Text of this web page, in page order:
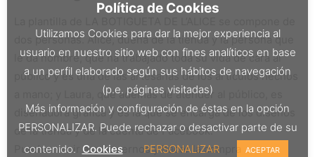
dos personas. Alice, dueña de la tienda y la persona que
le da nombre, que ha trabajado toda su vida de cara al
público y es una de las artesanas de los artículos hechos
a mano; y Laura, que además de atender al público, es
diseñadora gráfica y es la que se encarga de los diseños
de la tienda y de la cuenta de Facebook.
Puedes venir a conocernos y hacer la compra
Política de Cookies
Utilizamos Cookies para dar la mejor experiencia al
usuario en nuestro sitio web con fines analíticos en base
a un perfil elaborado según sus hábitos de navegación
(p.e. páginas visitadas)
Más información y configuración de éstas en la opción
PERSONALIZAR. Puede rechazar o desactivar parte de su
contenido. Cookies PERSONALIZAR ACEPTAR